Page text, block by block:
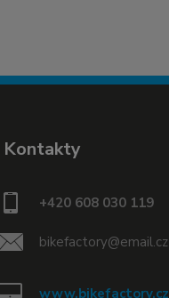
Kontakty
+420 608 030 119
bikefactory@email.cz
www.bikefactory.cz